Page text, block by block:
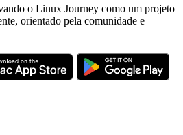
o Linux Journey como um projeto
orientado pela comunidade e